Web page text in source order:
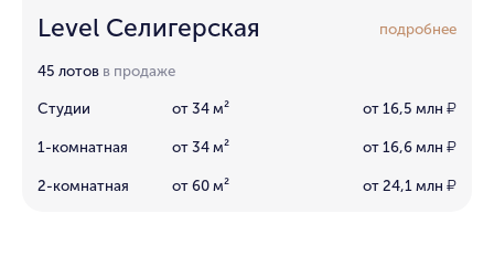
Level Селигерская подробнее
45 лотов в продаже
Студии от 34 м² от 16,5 млн ₽
1-комнатная от 34 м² от 16,6 млн ₽
2-комнатная от 60 м² от 24,1 млн ₽